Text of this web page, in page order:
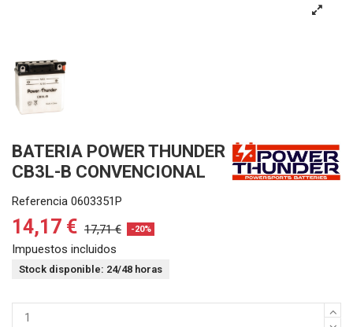
BATERIA POWER THUNDER
CB3L-B CONVENCIONAL
Referencia 0603351P
14,17 € 17,71 € -20%
Impuestos incluidos
Stock disponible: 24/48 horas